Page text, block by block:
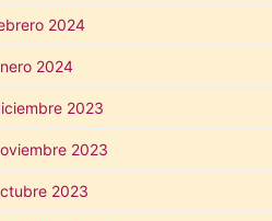
2024
2024
2023
2023
2023